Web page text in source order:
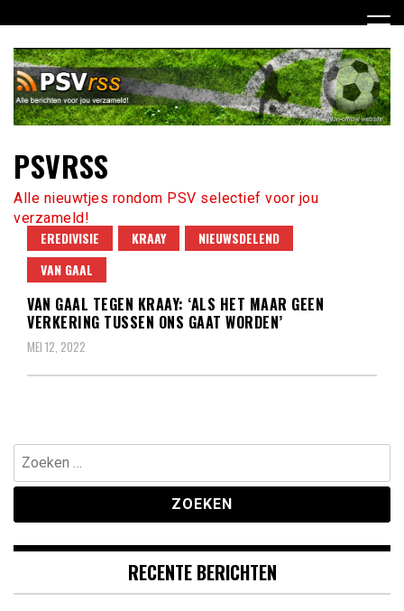
naar
inhoud
PSVRSS
Alle nieuwtjes rondom PSV selectief voor jou
verzameld!
EREDIVISIE KRAAY
NIEUWSDELEND
VAN GAAL
VAN GAAL TEGEN KRAAY: ‘ALS HET MAAR GEEN
VERKERING TUSSEN ONS GAAT WORDEN’
MEI 12, 2022
Zoeken
naar:
RECENTE BERICHTEN